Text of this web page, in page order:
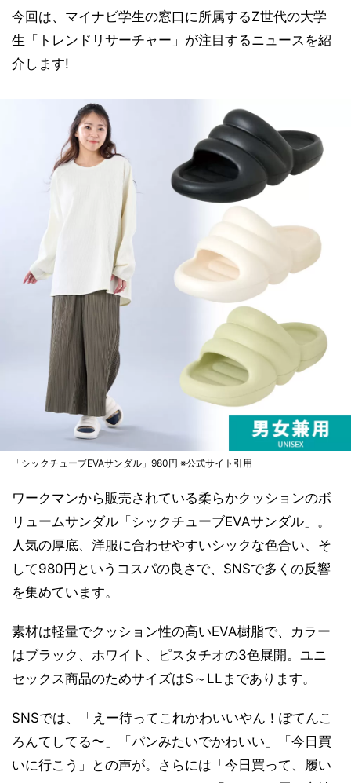
今回は、マイナビ学生の窓口に所属するZ世代の大学
生「トレンドリサーチャー」が注目するニュースを紹
介します!
「シックチューブEVAサンダル」980円 ※公式サイト引用
ワークマンから販売されている柔らかクッションのボ
リュームサンダル「シックチューブEVAサンダル」。
人気の厚底、洋服に合わせやすいシックな色合い、そ
して980円というコスパの良さで、SNSで多くの反響
を集めています。
素材は軽量でクッション性の高いEVA樹脂で、カラー
はブラック、ホワイト、ピスタチオの3色展開。ユニ
セックス商品のためサイズはS～LLまであります。
SNSでは、「えー待ってこれかわいいやん！ぽてんこ
ろんてしてる〜」「パンみたいでかわいい」「今日買
いに行こう」との声が。さらには「今日買って、履い